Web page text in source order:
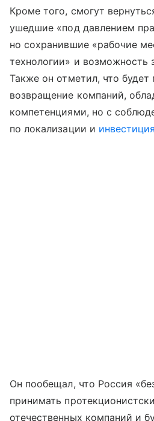
Кроме того, смогут
ушедшие «под давлением
но сохранившие «рабочие
технологии» и возможность
Также он отметил, что будет
возвращение компаний,
компетенциями, но с
по локализации и
Он пообещал, что Россия
принимать
отечественных компаний и